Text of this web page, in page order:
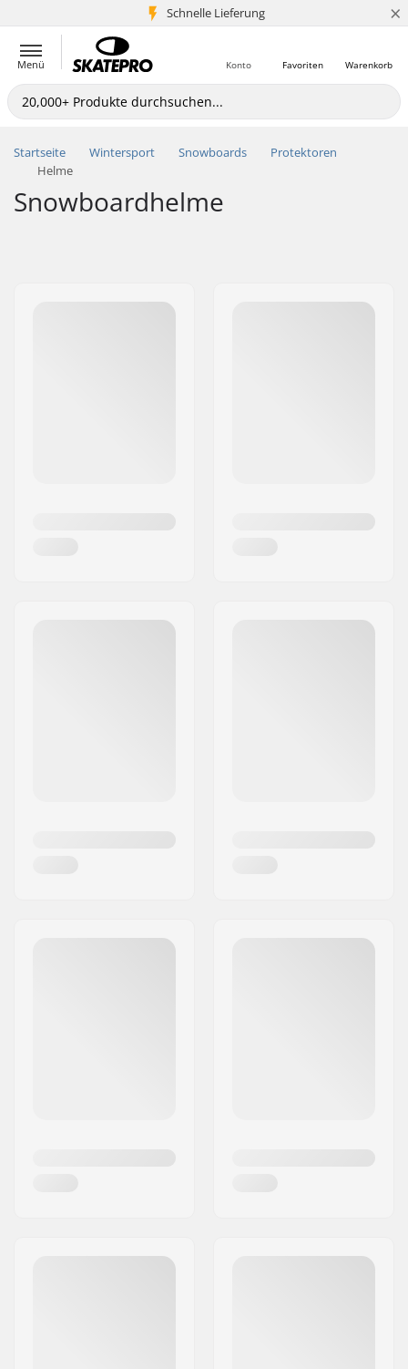
Schnelle Lieferung
5+ Mio. Kunden ×
Menü Warenkorb
Favoriten
Konto
Startseite Wintersport Snowboards
Protektoren
Helme
Snowboardhelme